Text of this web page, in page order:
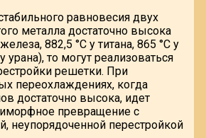
равновесия двух
металла достаточно высока
882,5 °С у титана, 865 °С у
урана), то могут реализоваться
решетки. При
переохлаждениях, когда
достаточно высока, идет
превращение с
неупорядоченной перестройкой